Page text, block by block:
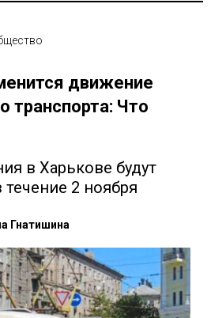
движение
транспорта: Что
в Харькове будут
2 ноября
Гнатишина